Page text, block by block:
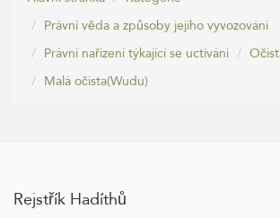
Právní věda a způsoby jejího vyvozování
Právní nařízení týkající se uctíváni
Malá očista(Wudu)
Rejstřík Hadíthů